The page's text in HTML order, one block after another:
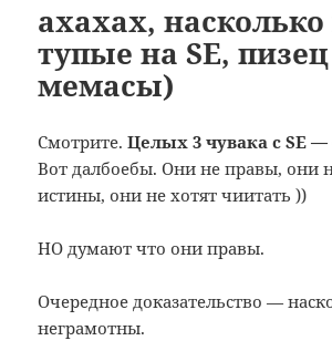
ахахах, насколько
тупые на SE,
мемасы)
Смотрите.Целых 3 чувака с SE
Вот далбоебы. Они не правы, они
истины, они не хотят чиитать ))
НО думают что они правы.
Очередное доказательство —
неграмотны.